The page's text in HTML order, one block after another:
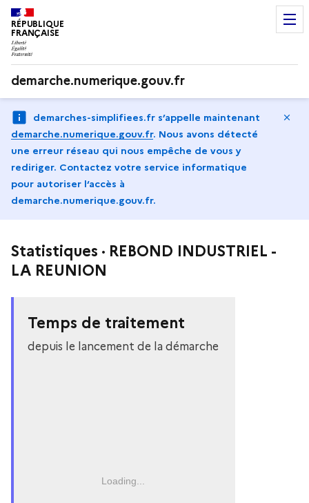
RÉPUBLIQUE
FRANÇAISE
demarche.numerique.gouv.fr
demarches-simplifiees.fr s’appelle maintenant
demarche.numerique.gouv.fr. Nous avons détecté
une erreur réseau qui nous empêche de vous y
rediriger. Contactez votre service informatique
pour autoriser l‘accès à
demarche.numerique.gouv.fr.
Statistiques · REBOND INDUSTRIEL -
LA REUNION
Temps de traitement
depuis le lancement de la démarche
Loading...